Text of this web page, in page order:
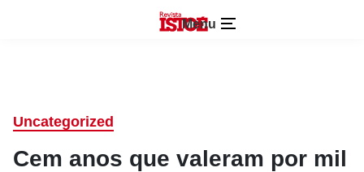
Menu
Uncategorized
Cem anos que valeram por mil